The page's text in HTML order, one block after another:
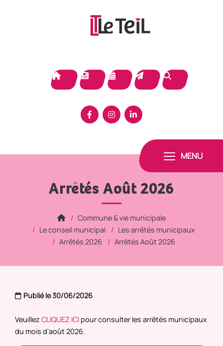
MENU
Arrêtés Août 2026
Commune & vie municipale
Le conseil municipal
Les arrêtés municipaux
Arrêtés 2026
Arrêtés Août 2026
Publié le 30/06/2026
Veuillez CLIQUEZ ICI pour consulter les arrêtés municipaux
du mois d'août 2026.